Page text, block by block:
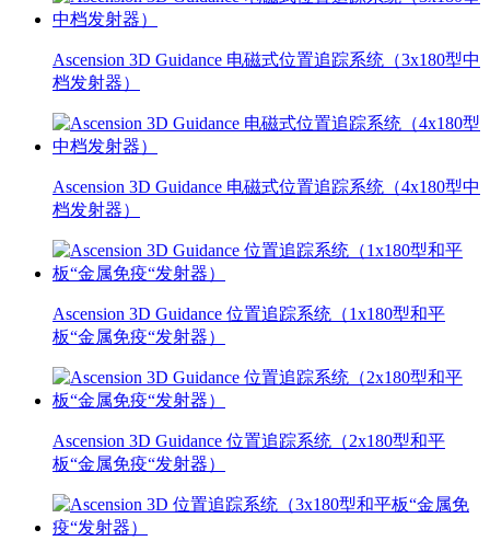
Ascension 3D Guidance 电磁式位置追踪系统（3x180型中
档发射器）
Ascension 3D Guidance 电磁式位置追踪系统（4x180型中
档发射器）
Ascension 3D Guidance 位置追踪系统（1x180型和平
板“金属免疫“发射器）
Ascension 3D Guidance 位置追踪系统（2x180型和平
板“金属免疫“发射器）